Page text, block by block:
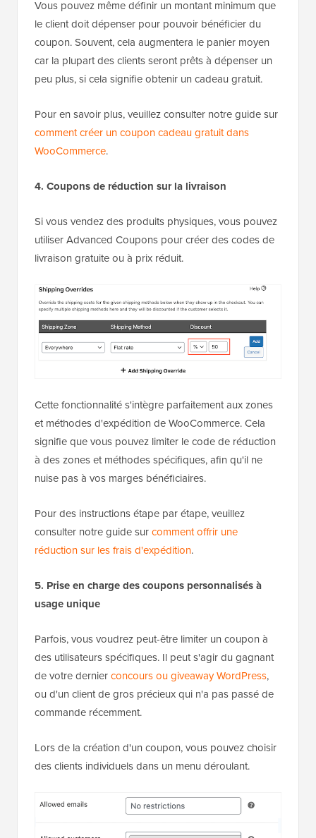
Vous pouvez même définir un montant minimum que
le client doit dépenser pour pouvoir bénéficier du
coupon. Souvent, cela augmentera le panier moyen
car la plupart des clients seront prêts à dépenser un
peu plus, si cela signifie obtenir un cadeau gratuit.
Pour en savoir plus, veuillez consulter notre guide sur
comment créer un coupon cadeau gratuit dans
WooCommerce.
4. Coupons de réduction sur la livraison
Si vous vendez des produits physiques, vous pouvez
utiliser Advanced Coupons pour créer des codes de
livraison gratuite ou à prix réduit.
Cette fonctionnalité s'intègre parfaitement aux zones
et méthodes d'expédition de WooCommerce. Cela
signifie que vous pouvez limiter le code de réduction
à des zones et méthodes spécifiques, afin qu'il ne
nuise pas à vos marges bénéficiaires.
Pour des instructions étape par étape, veuillez
consulter notre guide surcomment offrir une
réduction sur les frais d'expédition.
5. Prise en charge des coupons personnalisés à
usage unique
Parfois, vous voudrez peut-être limiter un coupon à
des utilisateurs spécifiques. Il peut s'agir du gagnant
de votre dernierconcours ou giveaway WordPress,
ou d'un client de gros précieux qui n'a pas passé de
commande récemment.
Lors de la création d'un coupon, vous pouvez choisir
des clients individuels dans un menu déroulant.